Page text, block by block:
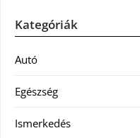
Kategóriák
Autó
Egészség
Ismerkedés